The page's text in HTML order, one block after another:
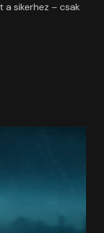
a sikerhez – csak